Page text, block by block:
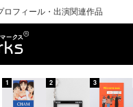
ロフィール・出演関連作品
1 2 3